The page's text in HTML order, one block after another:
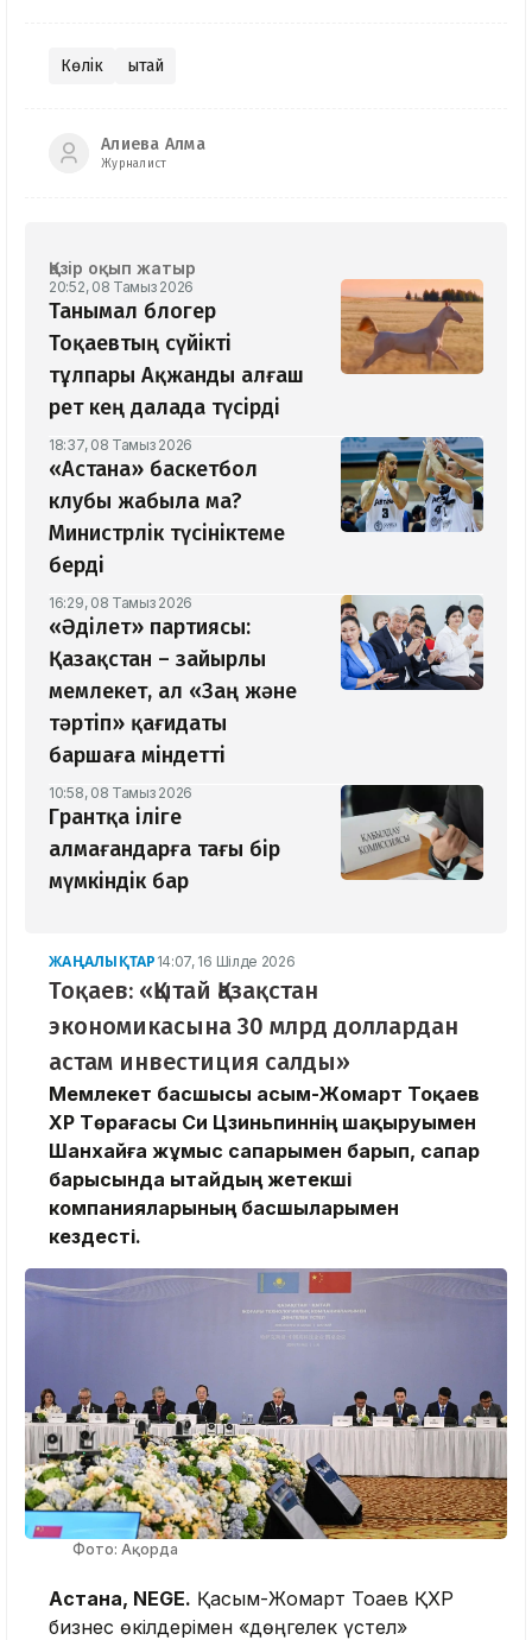
Көлік Қытай
Алиева Алма
Журналист
Қазір оқып жатыр
20:52, 08 Тамыз 2026
Танымал блогер
Тоқаевтың сүйікті
тұлпары Ақжанды алғаш
рет кең далада түсірді
18:37, 08 Тамыз 2026
«Астана» баскетбол
клубы жабыла ма?
Министрлік түсініктеме
берді
16:29, 08 Тамыз 2026
«Әділет» партиясы:
Қазақстан – зайырлы
мемлекет, ал «Заң және
тәртіп» қағидаты
баршаға міндетті
10:58, 08 Тамыз 2026
Грантқа іліге
алмағандарға тағы бір
мүмкіндік бар
ЖАҢАЛЫҚТАР 14:07, 16 Шілде 2026
Тоқаев: «Қытай Қазақстан
экономикасына 30 млрд доллардан
астам инвестиция салды»
Мемлекет басшысы Қасым-Жомарт Тоқаев
ҚХР Төрағасы Си Цзиньпиннің шақыруымен
Шанхайға жұмыс сапарымен барып, сапар
барысында Қытайдың жетекші
компанияларының басшыларымен
кездесті.
Фото: Ақорда
Астана, NEGE. Қасым-Жомарт Тоқаев ҚХР
бизнес өкілдерімен «дөңгелек үстел»